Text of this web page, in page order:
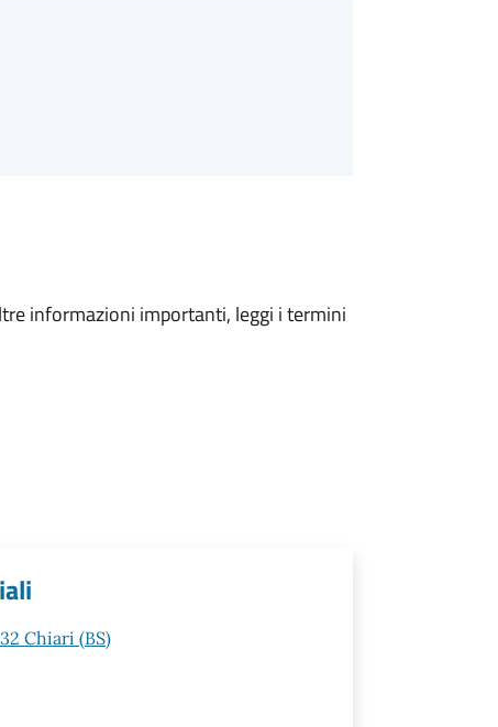
informazioni importanti, leggi i termini
Chiari (BS)